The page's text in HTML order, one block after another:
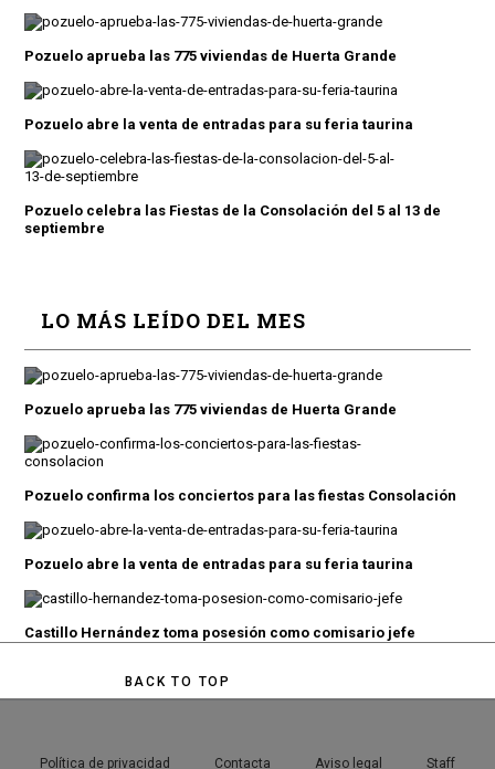
Pozuelo aprueba las 775 viviendas de Huerta Grande
Pozuelo abre la venta de entradas para su feria taurina
Pozuelo celebra las Fiestas de la Consolación del 5 al 13 de
septiembre
LO MÁS LEÍDO DEL MES
Pozuelo aprueba las 775 viviendas de Huerta Grande
Pozuelo confirma los conciertos para las fiestas Consolación
Pozuelo abre la venta de entradas para su feria taurina
Castillo Hernández toma posesión como comisario jefe
BACK TO TOP
Política de privacidad Contacta Aviso legal Staff